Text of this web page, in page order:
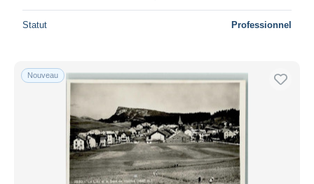
Statut Professionnel
Nouveau